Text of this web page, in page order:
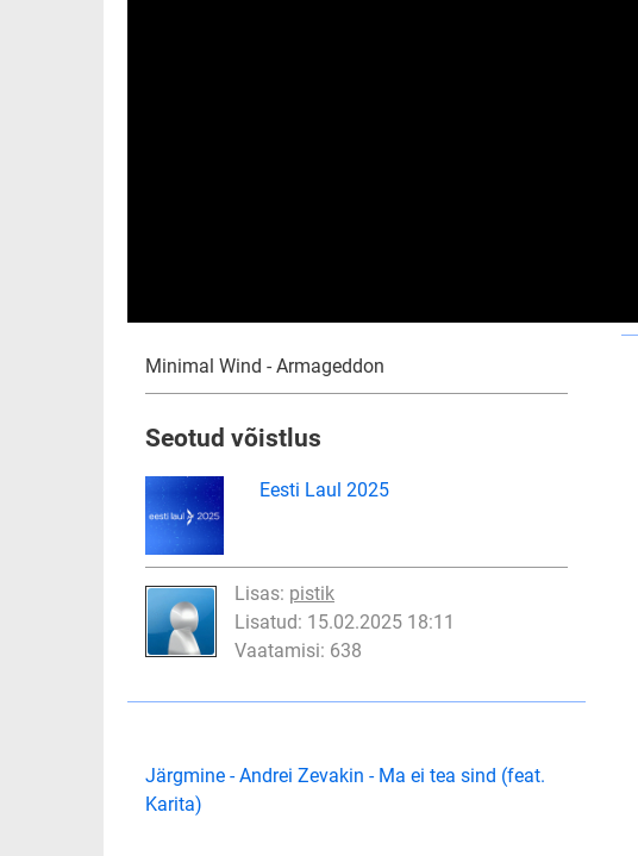
Minimal Wind - Armageddon
Seotud võistlus
Eesti Laul 2025
Lisas: pistik
Lisatud: 15.02.2025 18:11
Vaatamisi: 638
Järgmine - Andrei Zevakin - Ma ei tea sind (feat.
Karita)